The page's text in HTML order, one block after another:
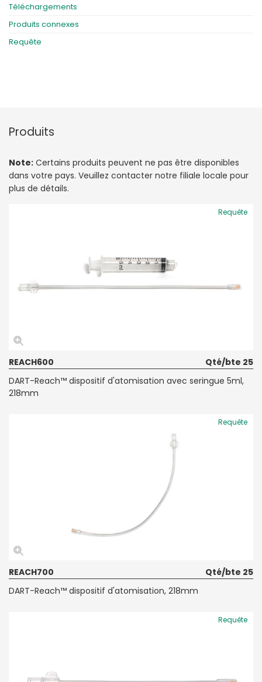
Téléchargements
Produits connexes
Requête
Produits
Note: Certains produits peuvent ne pas être disponibles
dans votre pays. Veuillez contacter notre filiale locale pour
plus de détails.
Requête
REACH600
Qté/bte 25
DART-Reach™ dispositif d'atomisation avec seringue 5ml,
218mm
Requête
REACH700
Qté/bte 25
DART-Reach™ dispositif d'atomisation, 218mm
Requête